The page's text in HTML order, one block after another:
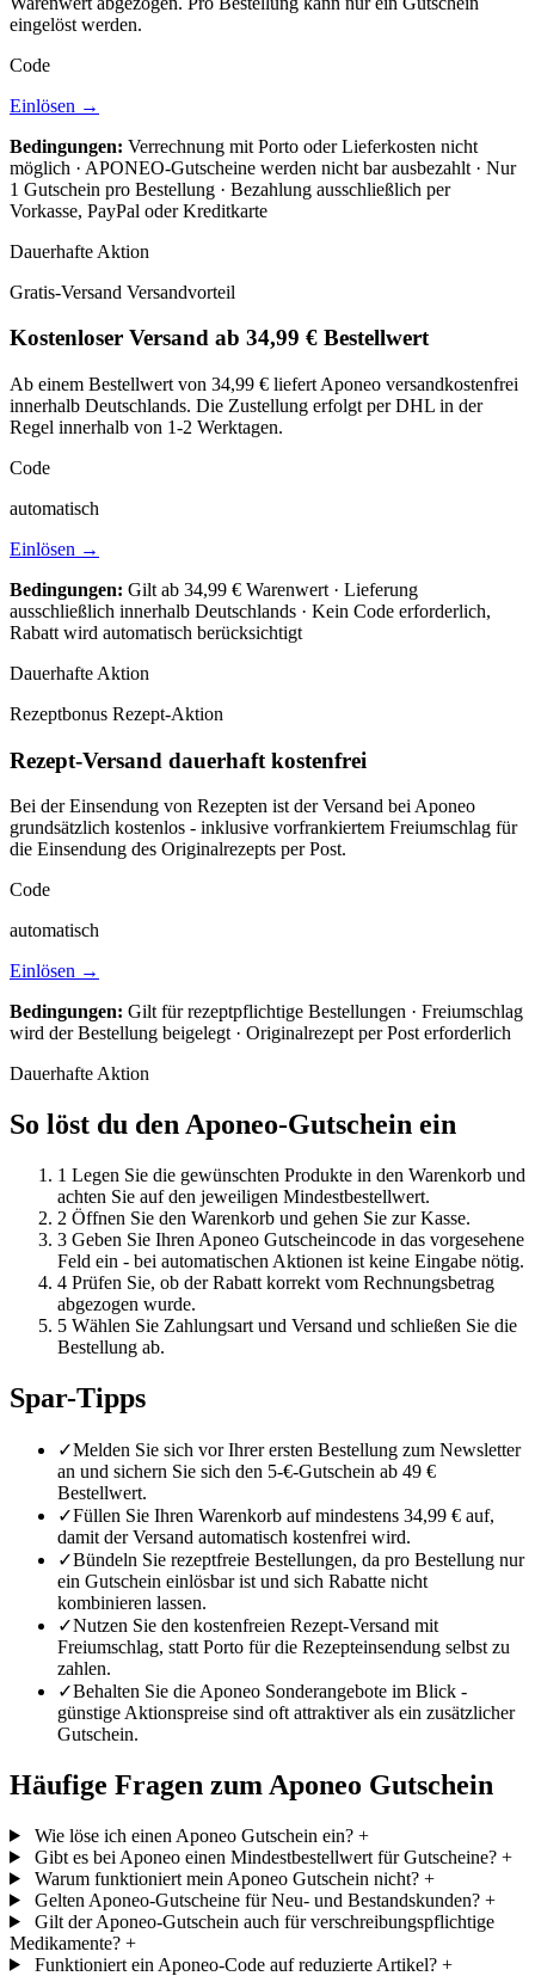
eingelöst werden.
Code
Einlösen →
Bedingungen: Verrechnung mit Porto oder Lieferkosten nicht
möglich · APONEO-Gutscheine werden nicht bar ausbezahlt · Nur
1 Gutschein pro Bestellung · Bezahlung ausschließlich per
Vorkasse, PayPal oder Kreditkarte
Dauerhafte Aktion
Gratis-Versand Versandvorteil
Kostenloser Versand ab 34,99 € Bestellwert
Ab einem Bestellwert von 34,99 € liefert Aponeo versandkostenfrei
innerhalb Deutschlands. Die Zustellung erfolgt per DHL in der
Regel innerhalb von 1-2 Werktagen.
Code
automatisch
Einlösen →
Bedingungen: Gilt ab 34,99 € Warenwert · Lieferung
ausschließlich innerhalb Deutschlands · Kein Code erforderlich,
Rabatt wird automatisch berücksichtigt
Dauerhafte Aktion
Rezeptbonus Rezept-Aktion
Rezept-Versand dauerhaft kostenfrei
Bei der Einsendung von Rezepten ist der Versand bei Aponeo
grundsätzlich kostenlos - inklusive vorfrankiertem Freiumschlag für
die Einsendung des Originalrezepts per Post.
Code
automatisch
Einlösen →
Bedingungen: Gilt für rezeptpflichtige Bestellungen · Freiumschlag
wird der Bestellung beigelegt · Originalrezept per Post erforderlich
Dauerhafte Aktion
So löst du den Aponeo-Gutschein ein
1 Legen Sie die gewünschten Produkte in den Warenkorb und
achten Sie auf den jeweiligen Mindestbestellwert.
2 Öffnen Sie den Warenkorb und gehen Sie zur Kasse.
3 Geben Sie Ihren Aponeo Gutscheincode in das vorgesehene
Feld ein - bei automatischen Aktionen ist keine Eingabe nötig.
4 Prüfen Sie, ob der Rabatt korrekt vom Rechnungsbetrag
abgezogen wurde.
5 Wählen Sie Zahlungsart und Versand und schließen Sie die
Bestellung ab.
Spar-Tipps
✓Melden Sie sich vor Ihrer ersten Bestellung zum Newsletter
an und sichern Sie sich den 5-€-Gutschein ab 49 €
Bestellwert.
✓Füllen Sie Ihren Warenkorb auf mindestens 34,99 € auf,
damit der Versand automatisch kostenfrei wird.
✓Bündeln Sie rezeptfreie Bestellungen, da pro Bestellung nur
ein Gutschein einlösbar ist und sich Rabatte nicht
kombinieren lassen.
✓Nutzen Sie den kostenfreien Rezept-Versand mit
Freiumschlag, statt Porto für die Rezepteinsendung selbst zu
zahlen.
✓Behalten Sie die Aponeo Sonderangebote im Blick -
günstige Aktionspreise sind oft attraktiver als ein zusätzlicher
Gutschein.
Häufige Fragen zum Aponeo Gutschein
Wie löse ich einen Aponeo Gutschein ein? +
Gibt es bei Aponeo einen Mindestbestellwert für Gutscheine? +
Warum funktioniert mein Aponeo Gutschein nicht? +
Gelten Aponeo-Gutscheine für Neu- und Bestandskunden? +
Gilt der Aponeo-Gutschein auch für verschreibungspflichtige
Medikamente? +
Funktioniert ein Aponeo-Code auf reduzierte Artikel? +